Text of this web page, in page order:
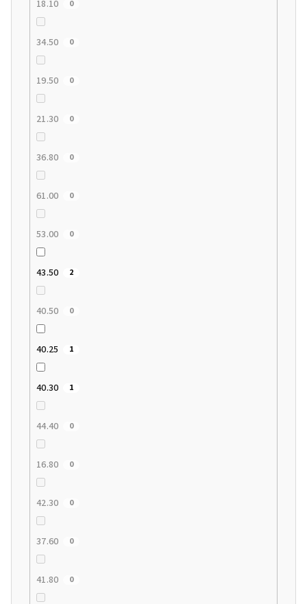
18.10 0
34.50 0
19.50 0
21.30 0
36.80 0
61.00 0
53.00 0
43.50 2
40.50 0
40.25 1
40.30 1
44.40 0
16.80 0
42.30 0
37.60 0
41.80 0